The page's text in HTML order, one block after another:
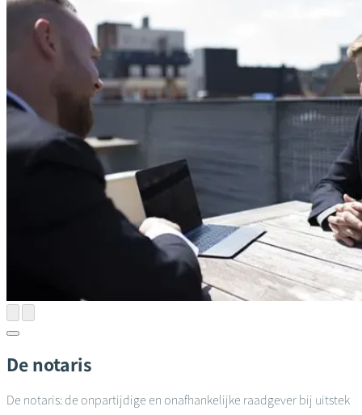
De notaris
De notaris: de onpartijdige en onafhankelijke raadgever bij uitstek